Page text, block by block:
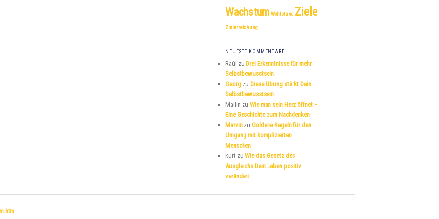
Wachstum Wohlstand Ziele
Zielerreichung
NEUESTE KOMMENTARE
Raúl zu Drei Erkenntnisse für mehr
Selbstbewusstsein
Georg zu Diese Übung stärkt Dein
Selbstbewusstsein
Mailin zu Wie man sein Herz öffnet –
Eine Geschichte zum Nachdenken
Marvin zu Goldene Regeln für den
Umgang mit komplizierten
Menschen
kurt zu Wie das Gesetz des
Ausgleichs Dein Leben positiv
verändert